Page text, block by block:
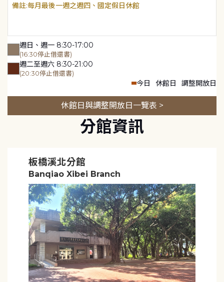
每月最後一週之週四、國定假日休館
週日、週一 8:30-17:00
(16:30停止借還書)
週二至週六 8:30-21:00
(20:30停止借還書)
今日 休館日 調整開放日
休館日與調整開放日一覽表 >
分館資訊
板橋溪北分館
Banqiao Xibei Branch